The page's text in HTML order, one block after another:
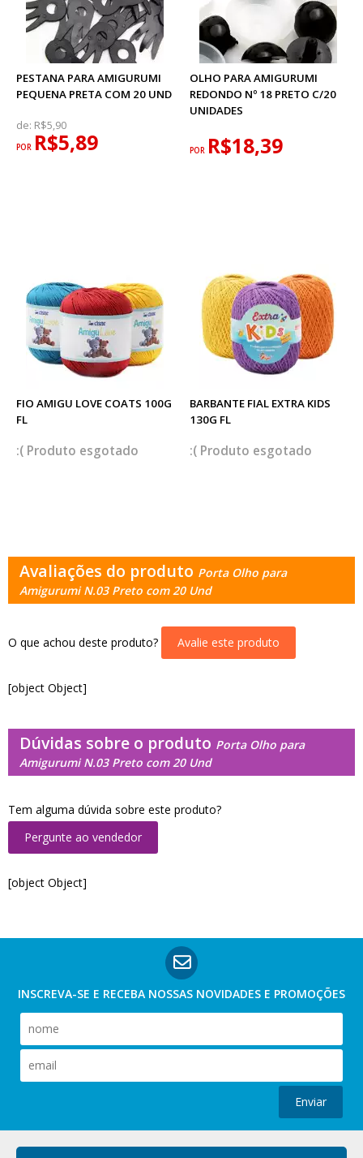
PESTANA PARA AMIGURUMI
PEQUENA PRETA COM 20 UND
de: R$5,90
POR R$5,89
OLHO PARA AMIGURUMI
REDONDO Nº 18 PRETO C/20
UNIDADES
POR R$18,39
FIO AMIGU LOVE COATS 100G
FL
esgotado
BARBANTE FIAL EXTRA KIDS
130G FL
esgotado
Avaliações do produto Porta Olho para
Amigurumi N.03 Preto com 20 Und
O que achou deste produto? Avalie este produto
[object Object]
Dúvidas sobre o produto Porta Olho para
Amigurumi N.03 Preto com 20 Und
Tem alguma dúvida sobre este produto?
Pergunte ao vendedor
[object Object]
INSCREVA-SE E RECEBA NOSSAS NOVIDADES E PROMOÇÕES
Enviar